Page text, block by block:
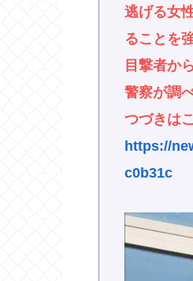
逃げる女
ることを
目撃者か
警察が調
つづきは
https://
c0b31c